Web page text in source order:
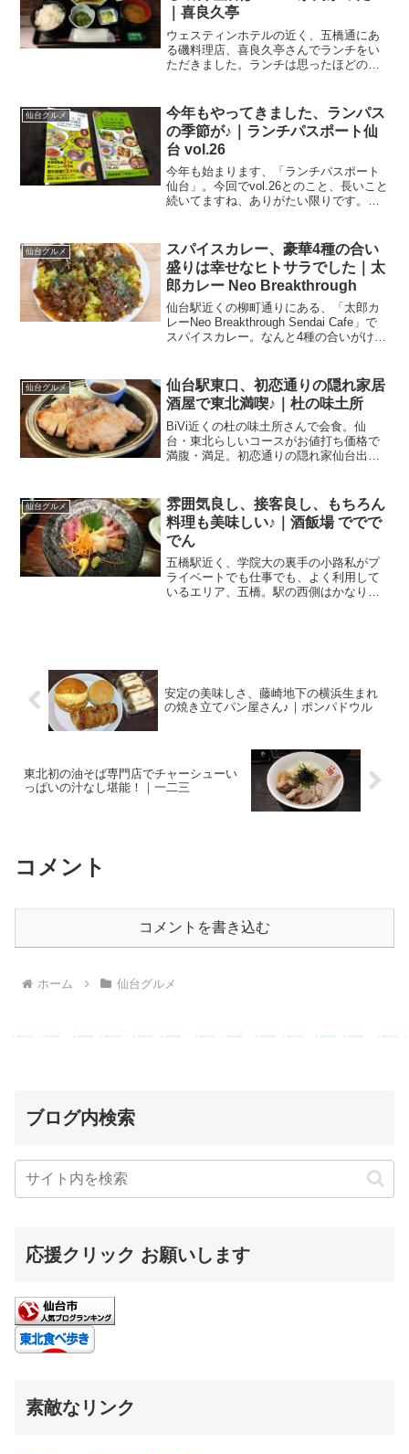
｜喜良久亭
ウェスティンホテルの近く、五橋通にあ
る磯料理店、喜良久亭さんでランチをい
ただきました。ランチは思ったほどの超
交差点の魚屋さんがやっている店とある
平日、午前中のお仕事...
仙台グルメ
今年もやってきました、ランパス
の季節が♪｜ランチパスポート仙
台 vol.26
今年も始まります、「ランチパスポート
仙台」。今回でvol.26とのこと、長いこと
続いてますね、ありがたい限りです。ラ
のなどもあり、買う価値あり！って思い
ます。ランパス ...
仙台グルメ
スパイスカレー、豪華4種の合い
盛りは幸せなヒトサラでした｜太
郎カレー Neo Breakthrough
仙台駅近くの柳町通りにある、「太郎カ
レーNeo Breakthrough Sendai Cafe」で
スパイスカレー。なんと4種の合いがけが
とでお昼に仙台を発たないとい...
仙台グルメ
仙台駅東口、初恋通りの隠れ家居
酒屋で東北満喫♪｜杜の味土所
BiVi近くの杜の味土所さんで会食。仙
台・東北らしいコースがお値打ち価格で
満腹・満足。初恋通りの隠れ家仙台出
は自腹(苦笑)新幹線はやぶさに乗れば、東
京まで1時間半ですし...
仙台グルメ
雰囲気良し、接客良し、もちろん
料理も美味しい♪｜酒飯場 ででで
でん
五橋駅近く、学院大の裏手の小路私がプ
ライベートでも仕事でも、よく利用して
いるエリア、五橋。駅の西側はかなりわ
安定の美味しさ、藤崎地下の横浜生まれ
の焼き立てパン屋さん♪｜ポンパドウル
東北初の油そば専門店でチャーシューい
っぱいの汁なし堪能！｜一二三
コメント
コメントを書き込む
ホーム 仙台グルメ
ブログ内検索
応援クリック お願いします
素敵なリンク